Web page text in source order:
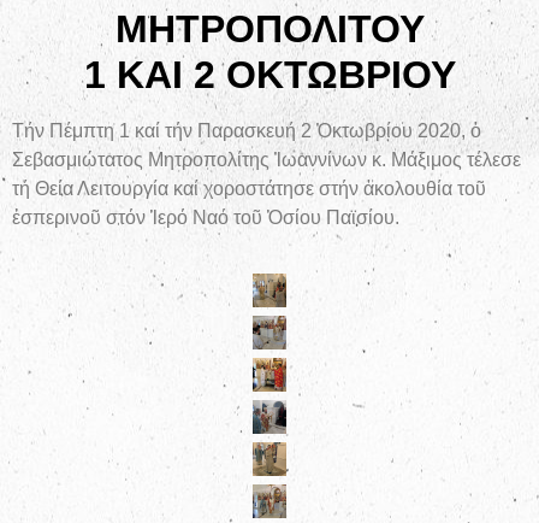
ΜΗΤΡΟΠΟΛΙΤΟΥ
1 ΚΑΙ 2 ΟΚΤΩΒΡΙΟΥ
Τήν Πέμπτη 1 καί τήν Παρασκευή 2 Ὀκτωβρίου 2020, ὁ
Σεβασμιώτατος Μητροπολίτης Ἰωαννίνων κ. Μάξιμος τέλεσε
τή Θεία Λειτουργία καί χοροστάτησε στήν ἀκολουθία τοῦ
ἑσπερινοῦ στόν Ἱερό Ναό τοῦ Ὁσίου Παϊσίου.